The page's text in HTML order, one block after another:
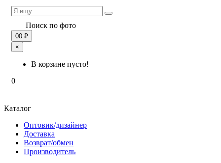
Поиск по фото
00 ₽
×
В корзине пусто!
0
Каталог
Оптовик/дизайнер
Доставка
Возврат/обмен
Производитель